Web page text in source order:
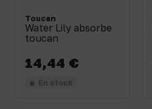
Toucan
Water Lily absorbe
toucan
Prix
14,44 €
En stock